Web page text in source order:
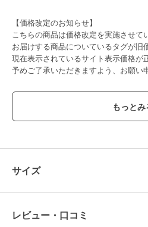
【価格改定のお知らせ】
こちらの商品は価格改定を実施させて
お届けする商品についているタグが旧
現在表示されているサイト表示価格が
予めご了承いただきますよう、お願い
ショップ コレイズ
商品カテゴリ
サイズ
レビュー・口コミ